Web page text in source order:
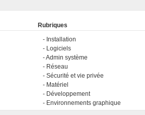
Rubriques
Installation
Logiciels
Admin système
Réseau
Sécurité et vie privée
Matériel
Développement
Environnements graphique